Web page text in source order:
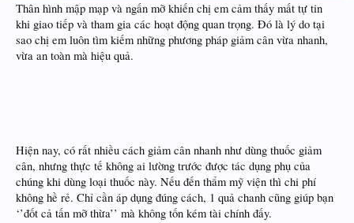
Thân hình mập mạp và ngấn mỡ khiến chị em cảm thấy mất tự tin
khi giao tiếp và tham gia các hoạt động quan trọng. Đó là lý do tại
sao chị em luôn tìm kiếm những phương pháp giảm cân vừa nhanh,
vừa an toàn mà hiệu quả.
Hiện nay, có rất nhiều cách giảm cân nhanh như dùng thuốc giảm
cân, nhưng thực tế không ai lường trước được tác dụng phụ của
chúng khi dùng loại thuốc này. Nếu đến thẩm mỹ viện thì chi phí
không hề rẻ. Chỉ cần áp dụng đúng cách, 1 quả chanh cũng giúp bạn
‘’đốt cả tấn mỡ thừa’’ mà không tốn kém tài chính đấy.